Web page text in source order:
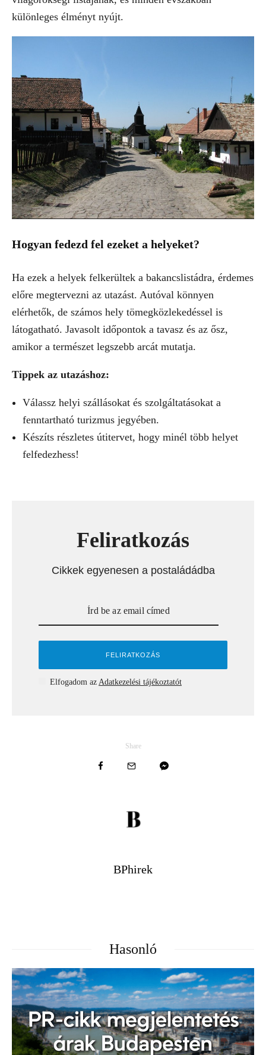
különleges élményt nyújt.
Hogyan fedezd fel ezeket a helyeket?
Ha ezek a helyek felkerültek a bakancslistádra, érdemes
előre megtervezni az utazást. Autóval könnyen
elérhetők, de számos hely tömegközlekedéssel is
látogatható. Javasolt időpontok a tavasz és az ősz,
amikor a természet legszebb arcát mutatja.
Tippek az utazáshoz:
Válassz helyi szállásokat és szolgáltatásokat a
fenntartható turizmus jegyében.
Készíts részletes útitervet, hogy minél több helyet
felfedezhess!
Feliratkozás
Cikkek egyenesen a postaládádba
Elfogadom az Adatkezelési tájékoztatót
Share
BPhirek
Hasonló